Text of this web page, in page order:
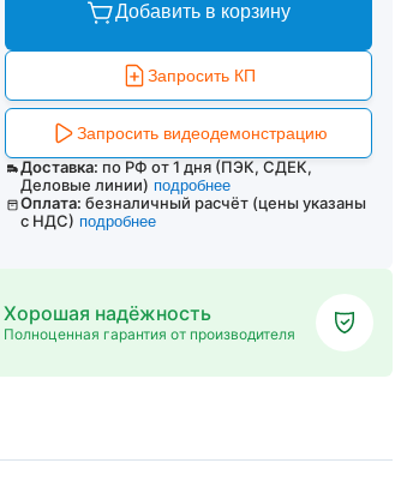
Добавить в корзину
Запросить КП
Запросить видеодемонстрацию
Доставка: по РФ от 1 дня (ПЭК, СДЕК,
Деловые линии) подробнее
Оплата: безналичный расчёт (цены указаны
с НДС) подробнее
Хорошая надёжность
Полноценная гарантия от производителя